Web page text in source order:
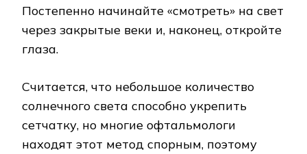
Постепенно начинайте «смотреть» на свет
через закрытые веки и, наконец, откройте
глаза.
Считается, что небольшое количество
солнечного света способно укрепить
сетчатку, но многие офтальмологи
находят этот метод спорным, поэтому